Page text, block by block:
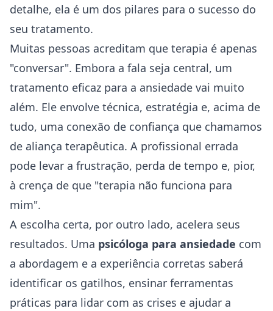
detalhe, ela é um dos pilares para o sucesso do
seu tratamento.
Muitas pessoas acreditam que terapia é apenas
"conversar". Embora a fala seja central, um
tratamento eficaz para a ansiedade vai muito
além. Ele envolve técnica, estratégia e, acima de
tudo, uma conexão de confiança que chamamos
de aliança terapêutica. A profissional errada
pode levar a frustração, perda de tempo e, pior,
à crença de que "terapia não funciona para
mim".
A escolha certa, por outro lado, acelera seus
resultados. Uma psicóloga para ansiedade com
a abordagem e a experiência corretas saberá
identificar os gatilhos, ensinar ferramentas
práticas para lidar com as crises e ajudar a